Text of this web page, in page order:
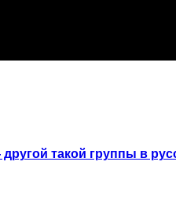
другой такой группы в